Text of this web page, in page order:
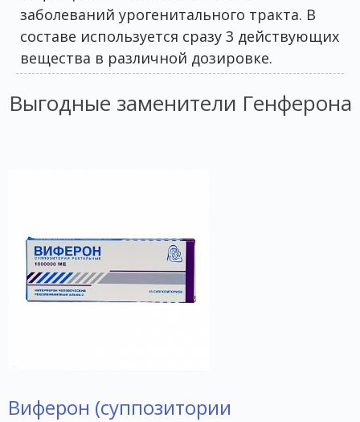
заболеваний урогенитального тракта. В
составе используется сразу 3 действующих
вещества в различной дозировке.
Выгодные заменители Генферона
Виферон (суппозитории